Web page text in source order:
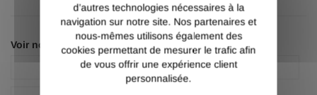
Voir nos autres pages :
Profil en U
Profil à froid en U
d’autres technologies nécessaires à la
navigation sur notre site. Nos partenaires et
nous-mêmes utilisons également des
cookies permettant de mesurer le trafic afin
de vous offrir une expérience client
personnalisée.